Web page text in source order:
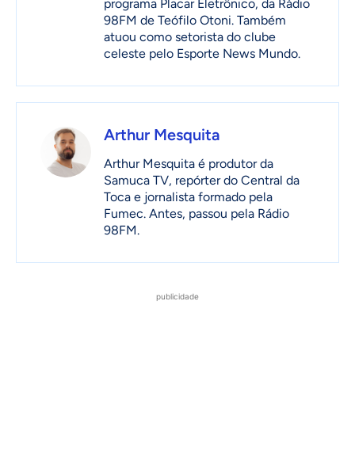
programa Placar Eletrônico, da Rádio
98FM de Teófilo Otoni. Também
atuou como setorista do clube
celeste pelo Esporte News Mundo.
Arthur Mesquita
Arthur Mesquita é produtor da
Samuca TV, repórter do Central da
Toca e jornalista formado pela
Fumec. Antes, passou pela Rádio
98FM.
publicidade